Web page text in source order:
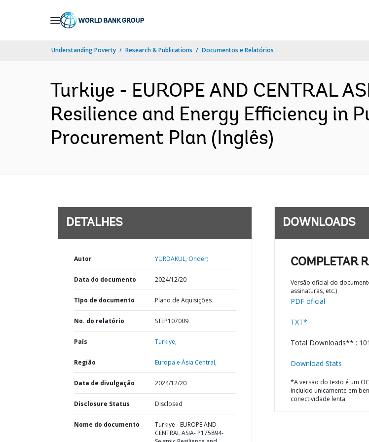
Understanding Poverty Research & Publications Documentos e Relatórios
Turkiye - EUROPE AND CENTRAL
Resilience and Energy Efficiency in
Procurement Plan (Inglês)
DETALHES
Autor YURDAKUL, Onder;
Data do documento 2024/12/20
TIpo de documento Plano de Aquisições
No. do relatório STEP107009
País Turkiye,
Região Europa e Ásia Central,
Data de divulgação 2024/12/20
Disclosure Status Disclosed
Nome do documento
Turkiye - EUROPE AND
CENTRAL ASIA- P175894-
DOWNLOADS
COMPLETAR
Versão oficial do
assinaturas, etc.)
PDF oficial
TXT*
Total Downloads** : 101
Download Stats
*A versão do texto é um
incluído unicamente em
conectividade lenta.